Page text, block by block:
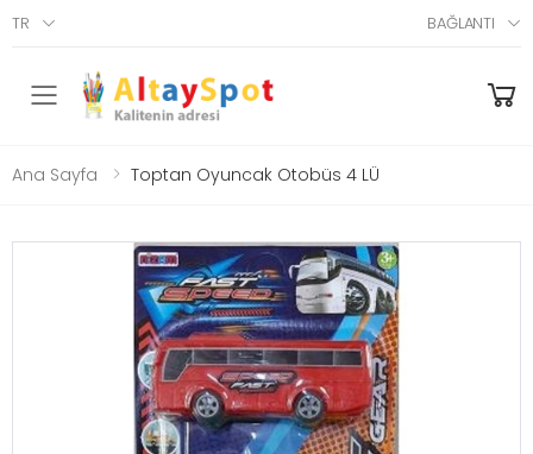
TR BAĞLANTI
Menü
Ana Sayfa Toptan Oyuncak Otobüs 4 LÜ